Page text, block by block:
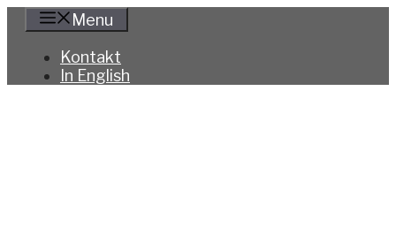
Hoppa
innehåll
Menu
Kontakt
In English